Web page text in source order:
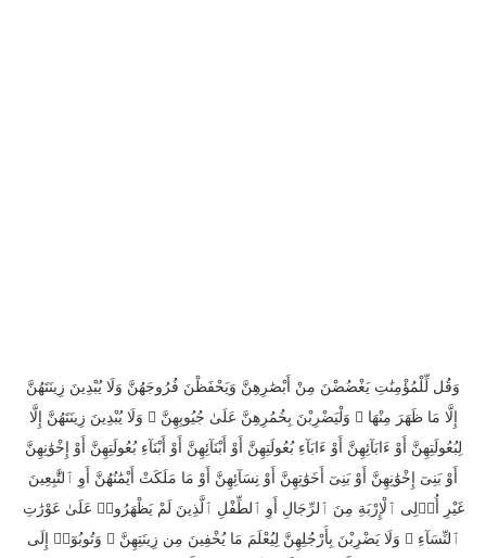
وَقُل لِّلْمُؤْمِنَٰتِ يَغْضُضْنَ مِنْ أَبْصَٰرِهِنَّ وَيَحْفَظْنَ فُرُوجَهُنَّ وَلَا يُبْدِينَ زِينَتَهُنَّ
إِلَّا مَا ظَهَرَ مِنْهَا ۖ وَلْيَضْرِبْنَ بِخُمُرِهِنَّ عَلَىٰ جُيُوبِهِنَّ ۖ وَلَا يُبْدِينَ زِينَتَهُنَّ إِلَّا
لِبُعُولَتِهِنَّ أَوْ ءَابَآئِهِنَّ أَوْ ءَابَآءِ بُعُولَتِهِنَّ أَوْ أَبْنَآئِهِنَّ أَوْ أَبْنَآءِ بُعُولَتِهِنَّ أَوْ إِخْوَٰنِهِنَّ
أَوْ بَنِىٓ إِخْوَٰنِهِنَّ أَوْ بَنِىٓ أَخَوَٰتِهِنَّ أَوْ نِسَآئِهِنَّ أَوْ مَا مَلَكَتْ أَيْمَٰنُهُنَّ أَوِ ٱلتَّٰبِعِينَ
غَيْرِ أُو۟لِى ٱلْإِرْبَةِ مِنَ ٱلرِّجَالِ أَوِ ٱلطِّفْلِ ٱلَّذِينَ لَمْ يَظْهَرُوا۟ عَلَىٰ عَوْرَٰتِ
ٱلنِّسَآءِ ۖ وَلَا يَضْرِبْنَ بِأَرْجُلِهِنَّ لِيُعْلَمَ مَا يُخْفِينَ مِن زِينَتِهِنَّ ۚ وَتُوبُوٓا۟ إِلَى